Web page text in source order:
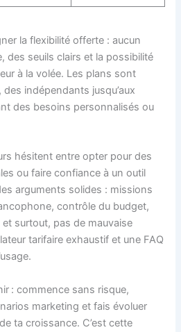
la flexibilité offerte : aucun
des seuils clairs et la possibilité
à la volée. Les plans sont
indépendants jusqu’aux
des besoins personnalisés ou
hésitent entre opter pour des
ou faire confiance à un outil
arguments solides : missions
contrôle du budget,
surtout, pas de mauvaise
tarifaire exhaustif et une FAQ
: commence sans risque,
marketing et fais évoluer
ta croissance. C’est cette